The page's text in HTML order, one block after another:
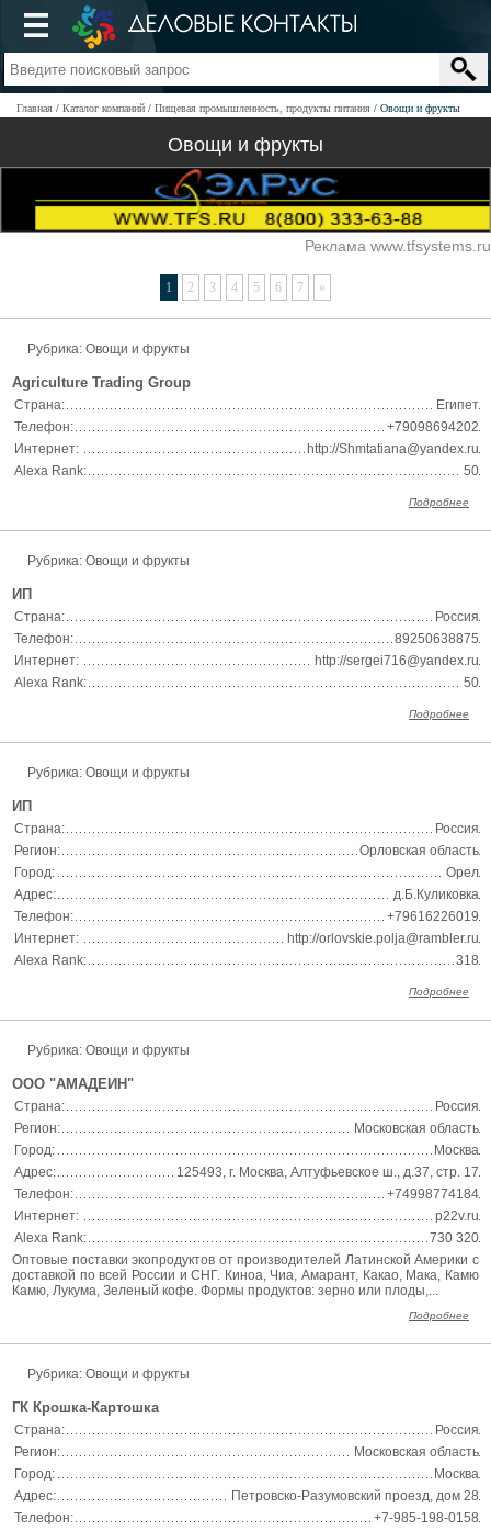
Главная Каталог компаний Пищевая промышленность, продукты питания Овощи и фрукты
Овощи и фрукты
Реклама www.tfsystems.ru
1 2 3 4 5 6 7 »
Рубрика: Овощи и фрукты
Agriculture Trading Group
Страна:
Египет
Телефон:
+79098694202
Интернет:
http://Shmtatiana@yandex.ru
Alexa Rank:
50
Подробнее
Рубрика: Овощи и фрукты
ИП
Страна:
Россия
Телефон:
89250638875
Интернет:
http://sergei716@yandex.ru
Alexa Rank:
50
Подробнее
Рубрика: Овощи и фрукты
ИП
Страна:
Россия
Регион:
Орловская область
Город:
Орел
Адрес:
д.Б.Куликовка
Телефон:
+79616226019
Интернет:
http://orlovskie.polja@rambler.ru
Alexa Rank:
318
Подробнее
Рубрика: Овощи и фрукты
ООО "АМАДЕИН"
Страна:
Россия
Регион:
Московская область
Город:
Москва
Адрес:
125493, г. Москва, Алтуфьевское ш., д.37, стр. 17
Телефон:
+74998774184
Интернет:
p22v.ru
Alexa Rank:
730 320
Оптовые поставки экопродуктов от производителей Латинской Америки с
доставкой по всей России и СНГ. Киноа, Чиа, Амарант, Какао, Мака, Камю
Камю, Лукума, Зеленый кофе. Формы продуктов: зерно или плоды,...
Подробнее
Рубрика: Овощи и фрукты
ГК Крошка-Картошка
Страна:
Россия
Регион:
Московская область
Город:
Москва
Адрес:
Петровско-Разумовский проезд, дом 28
Телефон:
+7-985-198-0158